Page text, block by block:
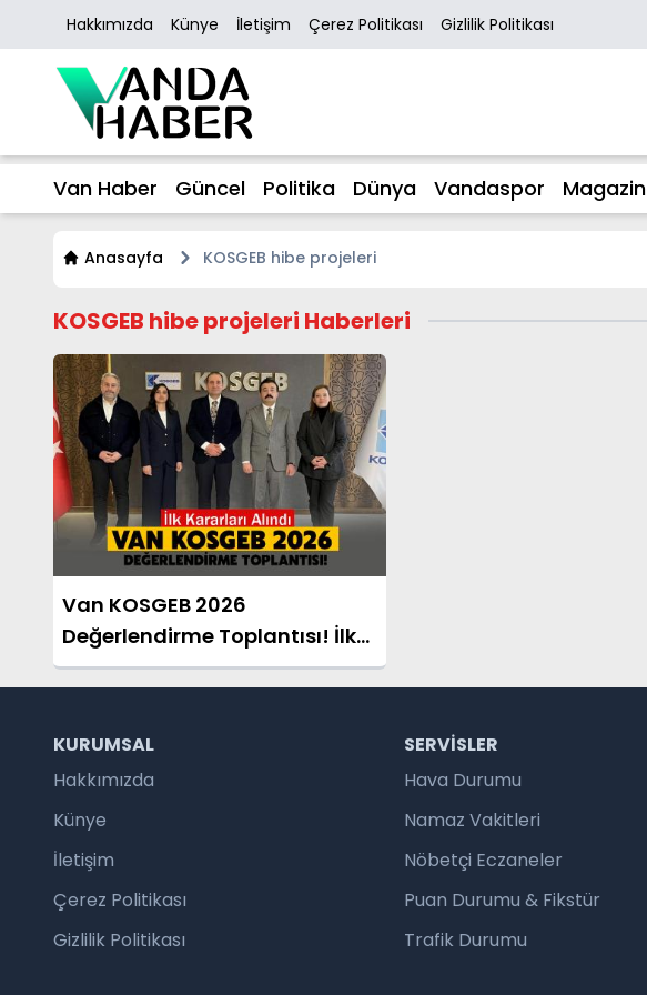
Hakkımızda Künye İletişim Çerez Politikası Gizlilik Politikası
Van Haber Güncel Politika Dünya Vandaspor Magazin
Anasayfa KOSGEB hibe projeleri
KOSGEB hibe projeleri Haberleri
Van KOSGEB 2026
Değerlendirme Toplantısı! İlk
Kararları Alındı
KURUMSAL
Hakkımızda
Künye
İletişim
Çerez Politikası
Gizlilik Politikası
SERVISLER
Hava Durumu
Namaz Vakitleri
Nöbetçi Eczaneler
Puan Durumu & Fikstür
Trafik Durumu